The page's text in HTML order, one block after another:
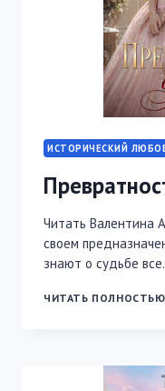
ИСТОРИЧЕСКИЙ
Читать Валентина
своем
знают о судьбе
ЧИТАТЬ ПОЛНОСТЬЮ